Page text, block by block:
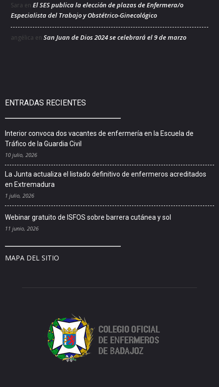
Sara en El SES publica la elección de plazas de Enfermera/o
Especialista del Trabajo y Obstétrico-Ginecológico
angélica en San Juan de Dios 2024 se celebrará el 9 de marzo
ENTRADAS RECIENTES
Interior convoca dos vacantes de enfermería en la Escuela de
Tráfico de la Guardia Civil
10 julio, 2026
La Junta actualiza el listado definitivo de enfermeros acreditados
en Extremadura
1 julio, 2026
Webinar gratuito de ISFOS sobre barrera cutánea y sol
11 junio, 2026
MAPA DEL SITIO